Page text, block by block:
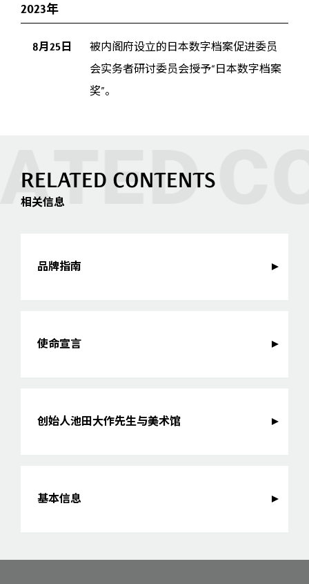
2023年
8月25日
被内阁府设立的日本数字档案促进委员
会实务者研讨委员会授予“日本数字档案
奖”。
RELATED CONTENTS
相关信息
品牌指南
使命宣言
创始人池田大作先生与美术馆
基本信息